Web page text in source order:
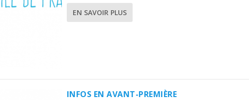
EN SAVOIR PLUS
INFOS EN AVANT-PREMIÈRE